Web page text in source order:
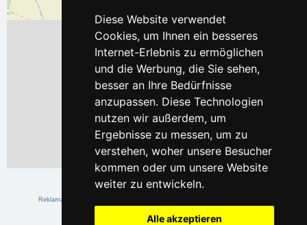
Diese Website verwendet
Cookies, um Ihnen ein besseres
Internet-Erlebnis zu ermöglichen
und die Werbung, die Sie sehen,
besser an Ihre Bedürfnisse
anzupassen. Diese Technologien
nutzen wir außerdem, um
Ergebnisse zu messen, um zu
verstehen, woher unsere Besucher
kommen oder um unsere Website
weiter zu entwickeln.
Alle akzeptieren
Leaflet | © OpenStreetMapcontributors